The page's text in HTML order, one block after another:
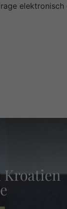
Kroatien